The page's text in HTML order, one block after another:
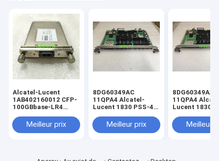
Alcatel-Lucent
1AB402160012 CFP-
100GBbase-LR4
SMF à 10 km
Meilleur prix
8DG60349AC
11QPA4 Alcatel-
Lucent 1830 PSS-4
fabrication de
produits
Meilleur prix
8DG60349AA
11QPA4
Lucent 1830
Meilleur